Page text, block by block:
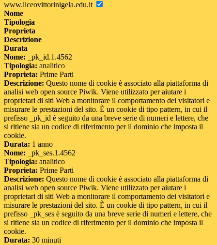
www.liceovittorinigela.edu.it
Nome
Tipologia
Proprieta
Descrizione
Durata
Nome: _pk_id.1.4562
Tipologia: analitico
Proprieta: Prime Parti
Descrizione: Questo nome di cookie è associato alla piattaforma di
analisi web open source Piwik. Viene utilizzato per aiutare i
proprietari di siti Web a monitorare il comportamento dei visitatori e
misurare le prestazioni del sito. È un cookie di tipo pattern, in cui il
prefisso _pk_id è seguito da una breve serie di numeri e lettere, che
si ritiene sia un codice di riferimento per il dominio che imposta il
cookie.
Durata: 1 anno
Nome: _pk_ses.1.4562
Tipologia: analitico
Proprieta: Prime Parti
Descrizione: Questo nome di cookie è associato alla piattaforma di
analisi web open source Piwik. Viene utilizzato per aiutare i
proprietari di siti Web a monitorare il comportamento dei visitatori e
misurare le prestazioni del sito. È un cookie di tipo pattern, in cui il
prefisso _pk_ses è seguito da una breve serie di numeri e lettere, che
si ritiene sia un codice di riferimento per il dominio che imposta il
cookie.
Durata: 30 minuti